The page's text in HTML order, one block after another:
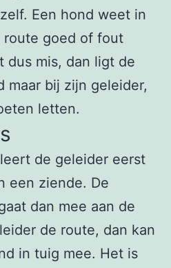
Een hond weet in
goed of fout
dus mis, dan ligt de
maar bij zijn geleider,
letten.
de geleider eerst
een ziende. De
dan mee aan de
de route, dan kan
in tuig mee. Het is